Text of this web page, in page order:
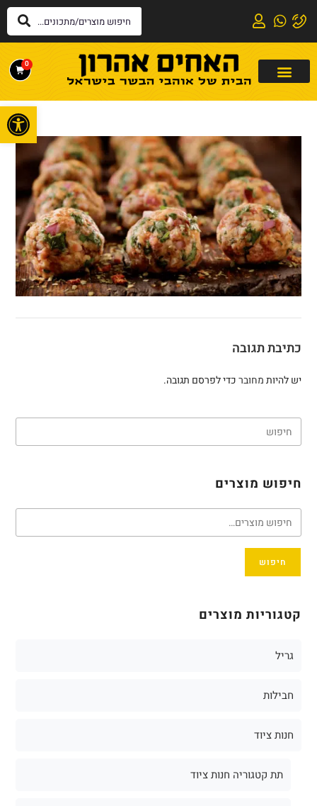
0
כתיבת תגובה
יש להיותמחוברכדי לפרסם תגובה.
חיפוש מוצרים
חיפוש
קטגוריות מוצרים
גריל
חבילות
חנות ציוד
תת קטגוריה חנות ציוד